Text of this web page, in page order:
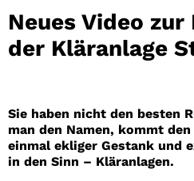
Neues Video
der Kläranlage
Sie haben nicht den besten
man den Namen, kommt
einmal ekliger Gestank und
in den Sinn – Kläranlagen.